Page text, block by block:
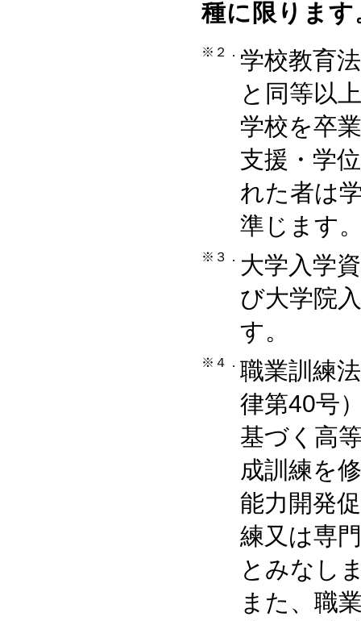
種に限ります
※２． 学校教育
と同等以
学校を卒
支援・学
れた者は
準じます
※３． 大学入学
び大学院
す。
※４． 職業訓練
律第40号
基づく高
成訓練を
能力開発
練又は専
とみなし
また、職